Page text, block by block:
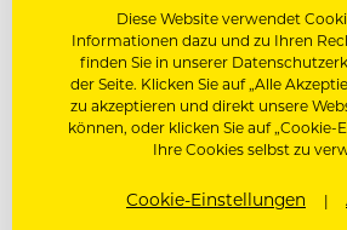
Diese Website verwendet
Informationen dazu und zu Ihren
finden Sie in unserer
der Seite. Klicken Sie auf „Alle
zu akzeptieren und direkt unsere
können, oder klicken Sie auf „Cookie-
Ihre Cookies selbst zu
Cookie-Einstellungen